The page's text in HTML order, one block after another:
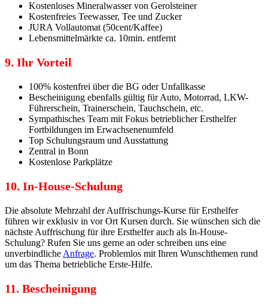
Kostenloses Mineralwasser von Gerolsteiner
Kostenfreies Teewasser, Tee und Zucker
JURA Vollautomat (50cent/Kaffee)
Lebensmittelmärkte ca. 10min. entfernt
9. Ihr Vorteil
100% kostenfrei über die BG oder Unfallkasse
Bescheinigung ebenfalls gültig für Auto, Motorrad, LKW-
Führerschein, Trainerschein, Tauchschein, etc.
Sympathisches Team mit Fokus betrieblicher Ersthelfer
Fortbildungen im Erwachsenenumfeld
Top Schulungsraum und Ausstattung
Zentral in Bonn
Kostenlose Parkplätze
10. In-House-Schulung
Die absolute Mehrzahl der Auffrischungs-Kurse für Ersthelfer
führen wir exklusiv in vor Ort Kursen durch. Sie wünschen sich die
nächste Auffrischung für ihre Ersthelfer auch als In-House-
Schulung? Rufen Sie uns gerne an oder schreiben uns eine
unverbindlicheAnfrage. Problemlos mit Ihren Wunschthemen rund
um das Thema betriebliche Erste-Hilfe.
11. Bescheinigung